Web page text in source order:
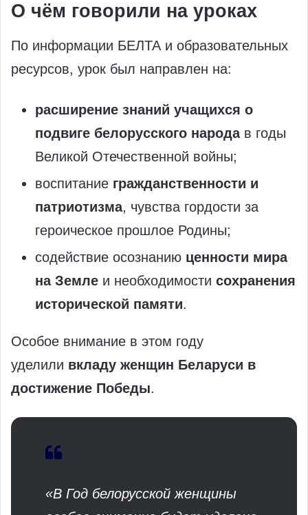
О чём говорили на уроках
По информации БЕЛТА и образовательных
ресурсов, урок был направлен на:
расширение знаний учащихся о
подвиге белорусского народав годы
Великой Отечественной войны;
воспитание гражданственности и
патриотизма, чувства гордости за
героическое прошлое Родины;
содействие осознанию ценности мира
на Земле и необходимости сохранения
исторической памяти.
Особое внимание в этом году
уделили вкладу женщин Беларуси в
достижение Победы.
«В Год белорусской женщины